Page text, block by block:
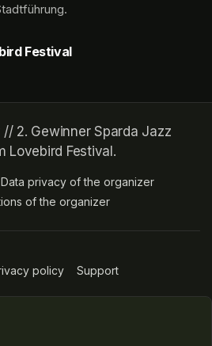
Festival
2. Gewinner Sparda Jazz
Lovebird Festival.
in a new tab)
Data privacy of the organizer
of the organizer
a new tab)
policy (opens in a new tab)
Support